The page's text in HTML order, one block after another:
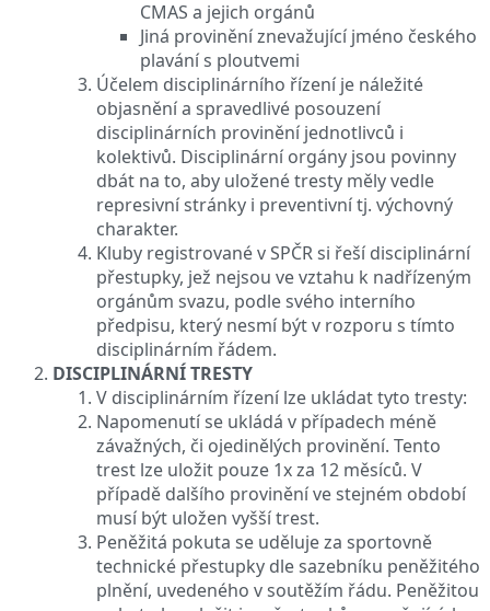
CMAS a jejich orgánů
Jiná provinění znevažující jméno českého
plavání s ploutvemi
Účelem disciplinárního řízení je náležité
objasnění a spravedlivé posouzení
disciplinárních provinění jednotlivců i
kolektivů. Disciplinární orgány jsou povinny
dbát na to, aby uložené tresty měly vedle
represivní stránky i preventivní tj. výchovný
charakter.
Kluby registrované v SPČR si řeší disciplinární
přestupky, jež nejsou ve vztahu k nadřízeným
orgánům svazu, podle svého interního
předpisu, který nesmí být v rozporu s tímto
disciplinárním řádem.
DISCIPLINÁRNÍ TRESTY
V disciplinárním řízení lze ukládat tyto tresty:
Napomenutí se ukládá v případech méně
závažných, či ojedinělých provinění. Tento
trest lze uložit pouze 1x za 12 měsíců. V
případě dalšího provinění ve stejném období
musí být uložen vyšší trest.
Peněžitá pokuta se uděluje za sportovně
technické přestupky dle sazebníku peněžitého
plnění, uvedeného v soutěžím řádu. Peněžitou